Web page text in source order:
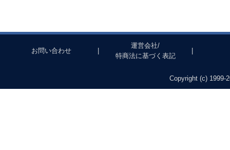
お問い合わせ
運営会社/
特商法に基づく表記
Copyright (c) 1999-